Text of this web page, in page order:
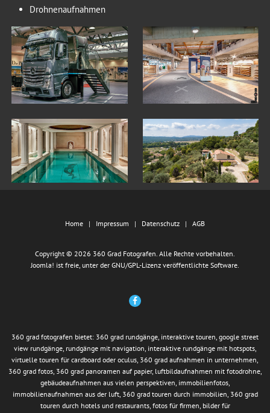
Drohnenaufnahmen
Home Impressum Datenschutz AGB
Copyright © 2026 360 Grad Fotografen. Alle Rechte vorbehalten.
Joomla! ist freie, unter der GNU/GPL-Lizenz veröffentlichte Software.
360 grad fotografen bietet: 360 grad rundgänge, interaktive touren, google street
view rundgänge, rundgänge mit navigation, interaktive rundgänge mit hotspots,
virtuelle touren für cardboard oder oculus, 360 grad aufnahmen in unternehmen,
360 grad fotos, 360 grad panoramen auf papier, luftbildaufnahmen mit fotodrohne,
gebäudeaufnahmen aus vielen perspektiven, immobilienfotos,
immobilienaufnahmen aus der luft, 360 grad touren durch immobilien, 360 grad
touren durch hotels und restaurants, fotos für firmen, bilder für